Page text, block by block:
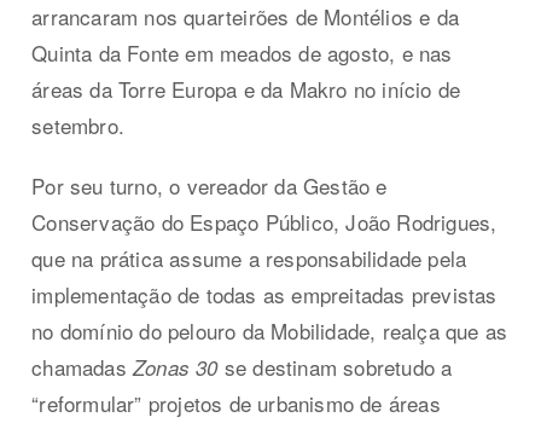
arrancaram nos quarteirões de Montélios e da
Quinta da Fonte em meados de agosto, e nas
áreas da Torre Europa e da Makro no início de
setembro.
Por seu turno, o vereador da Gestão e
Conservação do Espaço Público, João Rodrigues,
que na prática assume a responsabilidade pela
implementação de todas as empreitadas previstas
no domínio do pelouro da Mobilidade, realça que as
chamadasZonas 30se destinam sobretudo a
“reformular” projetos de urbanismo de áreas